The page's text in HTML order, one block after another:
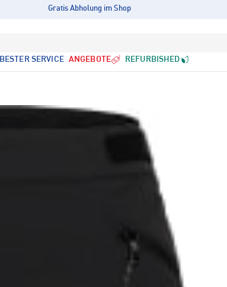
Gratis Abholung im Shop
BESTER SERVICE ANGEBOTE REFURBISHED